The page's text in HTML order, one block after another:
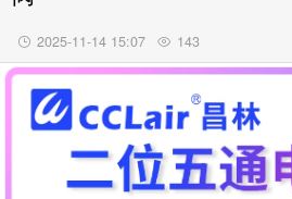
2025-11-14 15:07 143